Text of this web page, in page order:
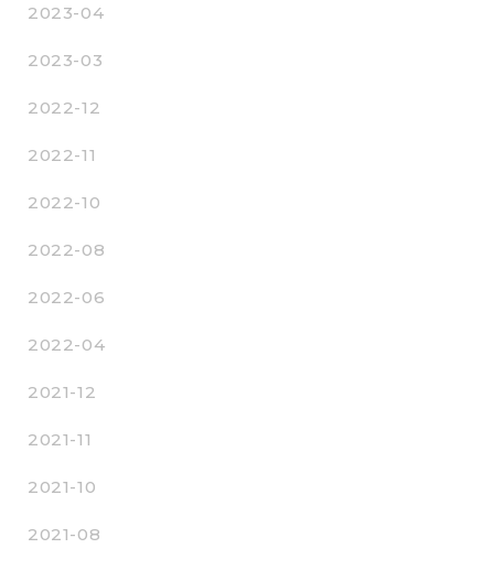
2023-04
2023-03
2022-12
2022-11
2022-10
2022-08
2022-06
2022-04
2021-12
2021-11
2021-10
2021-08